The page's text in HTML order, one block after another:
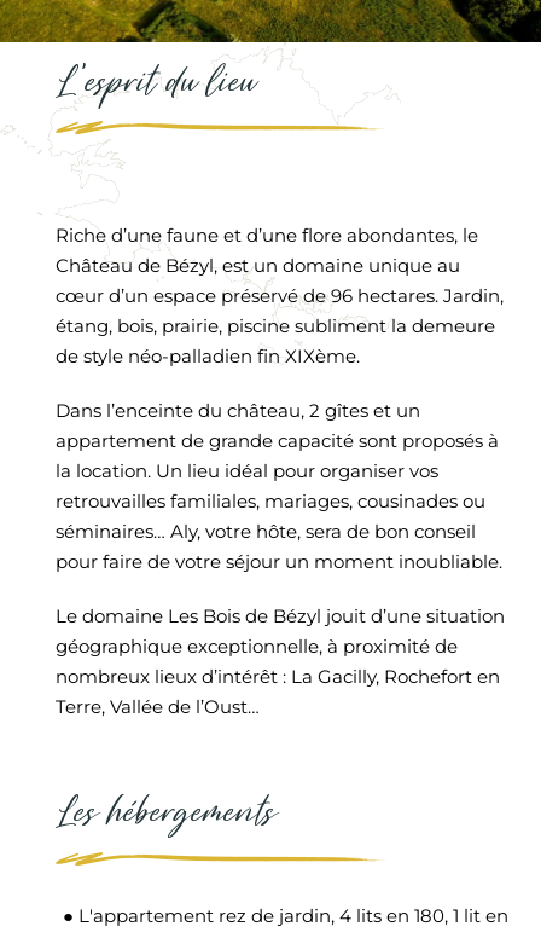
L’esprit du lieu
Riche d’une faune et d’une flore abondantes, le
Château de Bézyl, est un domaine unique au
cœur d’un espace préservé de 96 hectares. Jardin,
étang, bois, prairie, piscine subliment la demeure
de style néo-palladien fin XIXème.
Dans l’enceinte du château, 2 gîtes et un
appartement de grande capacité sont proposés à
la location. Un lieu idéal pour organiser vos
retrouvailles familiales, mariages, cousinades ou
séminaires… Aly, votre hôte, sera de bon conseil
pour faire de votre séjour un moment inoubliable.
Le domaine Les Bois de Bézyl jouit d’une situation
géographique exceptionnelle, à proximité de
nombreux lieux d’intérêt : La Gacilly, Rochefort en
Terre, Vallée de l’Oust…
Les hébergements
● L'appartement rez de jardin, 4 lits en 180, 1 lit en